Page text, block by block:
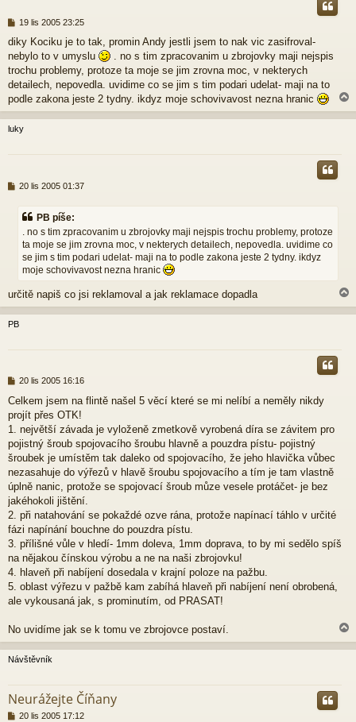
P
í
s
p
ě
e
19 lis 2005 23:25
diky Kociku je to tak, promin Andy jestli jsem to nak vic zasifroval-
nebylo to v umyslu
. no s tim zpracovanim u zbrojovky maji nejspis
trochu problemy, protoze ta moje se jim zrovna moc, v nekterych
detailech, nepovedla. uvidime co se jim s tim podari udelat- maji na to
podle zakona jeste 2 tydny. ikdyz moje schovivavost nezna hranic
a
h
luky
P
k
20 lis 2005 01:37
PB píše:
. no s tim zpracovanim u zbrojovky maji nejspis trochu problemy, protoze
ta moje se jim zrovna moc, v nekterych detailech, nepovedla. uvidime co
se jim s tim podari udelat- maji na to podle zakona jeste 2 tydny. ikdyz
moje schovivavost nezna hranic
určitě napiš co jsi reklamoval a jak reklamace dopadla
a
h
PB
P
í
s
p
ě
v
e
k
20 lis 2005 16:16
Celkem jsem na flintě našel 5 věcí které se mi nelíbí a neměly nikdy
projít přes OTK!
1. největší závada je vyloženě zmetkově vyrobená díra se závitem pro
pojistný šroub spojovacího šroubu hlavně a pouzdra pístu- pojistný
šroubek je umístěm tak daleko od spojovacího, že jeho hlavička vůbec
nezasahuje do výřezů v hlavě šroubu spojovacího a tím je tam vlastně
úplně nanic, protože se spojovací šroub můze vesele protáčet- je bez
jakéhokoli jištění.
2. při natahování se pokaždé ozve rána, protože napínací táhlo v určité
fázi napínání bouchne do pouzdra pístu.
3. přílišné vůle v hledí- 1mm doleva, 1mm doprava, to by mi sedělo spíš
na nějakou čínskou výrobu a ne na naši zbrojovku!
4. hlaveň při nabíjení dosedala v krajní poloze na pažbu.
5. oblast výřezu v pažbě kam zabíhá hlaveň při nabíjení není obrobená,
ale vykousaná jak, s prominutím, od PRASAT!
No uvidíme jak se k tomu ve zbrojovce postaví.
a
h
Návštěvník
Neurážejte Číňany
P20 lis 2005 17:12